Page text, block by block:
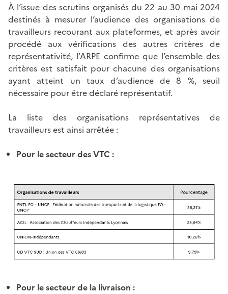
À l’issue des scrutins organisés du 22 au 30 mai 2024
destinés à mesurer l’audience des organisations de
travailleurs recourant aux plateformes, et après avoir
procédé aux vérifications des autres critères de
représentativité, l’ARPE confirme que l’ensemble des
critères est satisfait pour chacune des organisations
ayant atteint un taux d’audience de 8 %, seuil
nécessaire pour être déclaré représentatif.
La liste des organisations représentatives de
travailleurs est ainsi arrêtée :
Pour le secteur des VTC :
Pour le secteur de la livraison :